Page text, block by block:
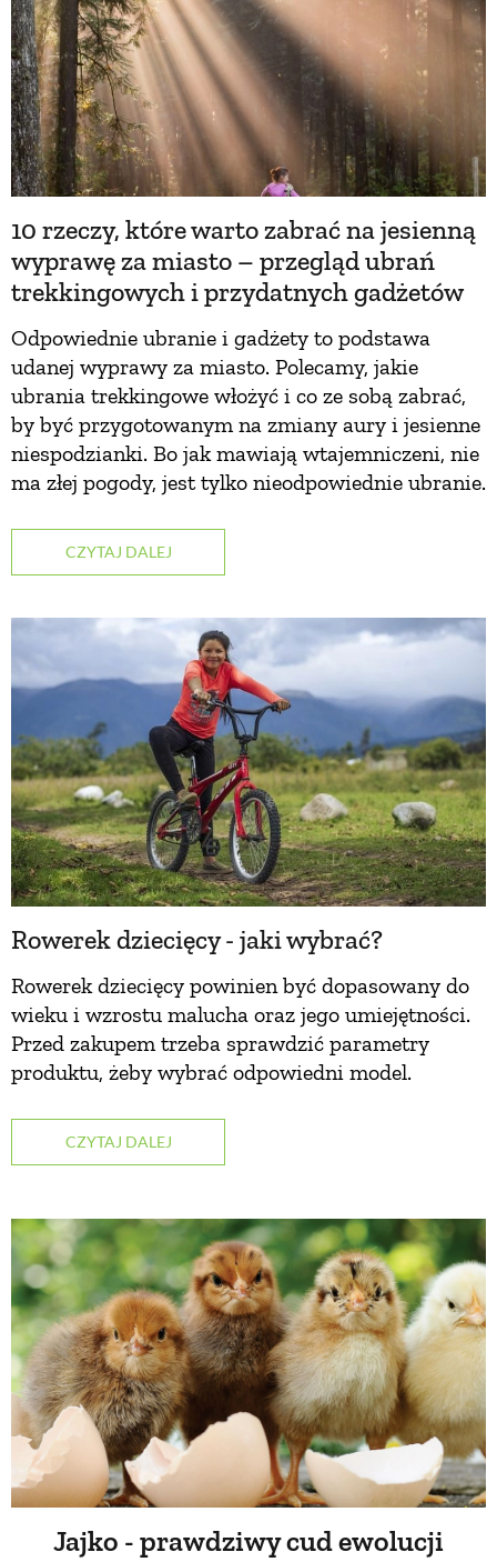
10 rzeczy, które warto zabrać na jesienną
wyprawę za miasto – przegląd ubrań
trekkingowych i przydatnych gadżetów
Odpowiednie ubranie i gadżety to podstawa
udanej wyprawy za miasto. Polecamy, jakie
ubrania trekkingowe włożyć i co ze sobą zabrać,
by być przygotowanym na zmiany aury i jesienne
niespodzianki. Bo jak mawiają wtajemniczeni, nie
ma złej pogody, jest tylko nieodpowiednie ubranie.
CZYTAJ DALEJ
Rowerek dziecięcy - jaki wybrać?
Rowerek dziecięcy powinien być dopasowany do
wieku i wzrostu malucha oraz jego umiejętności.
Przed zakupem trzeba sprawdzić parametry
produktu, żeby wybrać odpowiedni model.
CZYTAJ DALEJ
Jajko - prawdziwy cud ewolucji
ZWIERZĘTA DOMOWE
ZWIERZĘTA W NATURZE
GRZYBY
KRAJOBRAZ
RĘKODZIEŁO
RZEMIOSŁO
ZWYCZAJE
ŚNIADANIA
PRZYSTAWKI
ZUPY
DANIA GŁÓWNE
CIASTA I DESERY
DODATKI
INNE